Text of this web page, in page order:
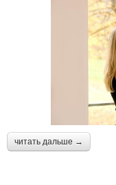
читать дальше →